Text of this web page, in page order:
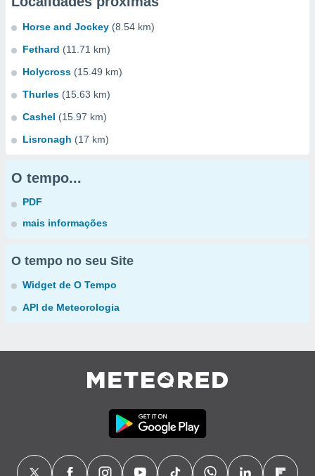
Horse and Jockey (8.54 km)
Fethard (11.71 km)
Holycross (15.49 km)
Thurles (15.63 km)
Cashel (15.97 km)
Lisronagh (17 km)
O tempo...
PDF
mais informações
O tempo no seu Site
Widget de O Tempo
API de Meteorologia